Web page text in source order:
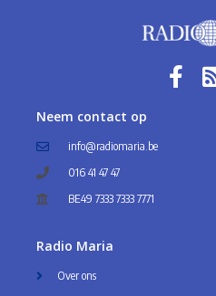
Neem contact op
info@radiomaria.be
016 41 47 47
BE49 7333 7333 7771
Radio Maria
Over ons